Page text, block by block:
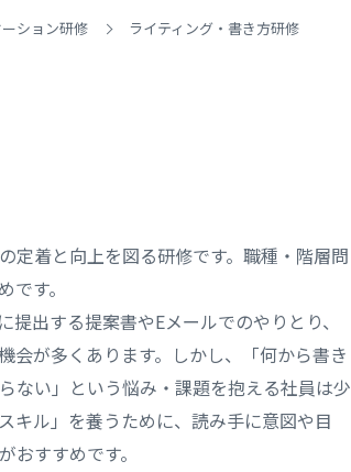
ション研修 ライティング・書き方研修
定着と向上を図る研修です。職種・階層問
す。
出する提案書やEメールでのやりとり、
会が多くあります。しかし、「何から書き
ない」という悩み・課題を抱える社員は少
キル」を養うために、読み手に意図や目
すすめです。